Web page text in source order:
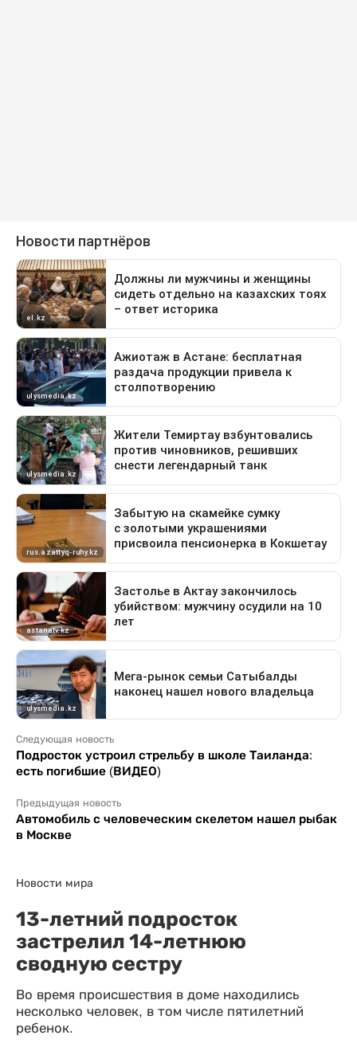
Следующая новость
Подросток устроил стрельбу в школе Таиланда:
есть погибшие (ВИДЕО)
Предыдущая новость
Автомобиль с человеческим скелетом нашел рыбак
в Москве
Новости мира
13-летний подросток
застрелил 14-летнюю
сводную сестру
Во время происшествия в доме находились
несколько человек, в том числе пятилетний
ребенок.